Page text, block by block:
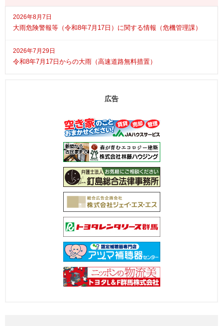
2026年8月7日
大雨危険警報等（令和8年7月17日）に関する情報（危機管理課）
2026年7月29日
令和8年7月17日からの大雨（高速道路無料措置）
広告